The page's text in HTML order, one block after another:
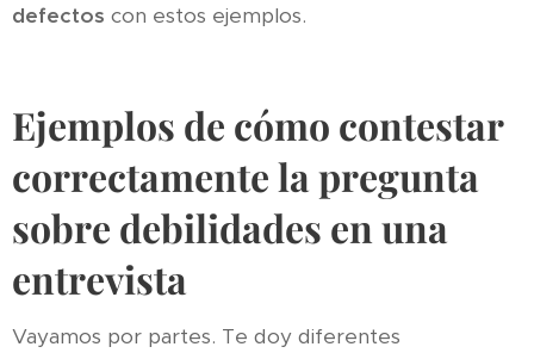
defectos con estos ejemplos.
Ejemplos de cómo contestar
correctamente la pregunta
sobre debilidades en una
entrevista
Vayamos por partes. Te doy diferentes